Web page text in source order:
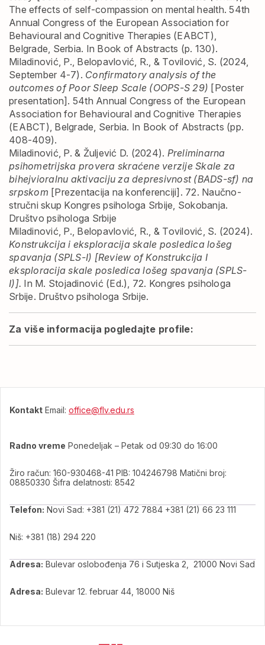
The effects of self-compassion on mental health. 54th
Annual Congress of the European Association for
Behavioural and Cognitive Therapies (EABCT),
Belgrade, Serbia. In Book of Abstracts (p. 130).
Miladinović, P., Belopavlović, R., & Tovilović, S. (2024,
September 4-7). Confirmatory analysis of the
outcomes of Poor Sleep Scale (OOPS-S 29) [Poster
presentation]. 54th Annual Congress of the European
Association for Behavioural and Cognitive Therapies
(EABCT), Belgrade, Serbia. In Book of Abstracts (pp.
408-409).
Miladinović, P. & Žuljević D. (2024). Preliminarna
psihometrijska provera skraćene verzije Skale za
bihejvioralnu aktivaciju za depresivnost (BADS-sf) na
srpskom [Prezentacija na konferenciji]. 72. Naučno-
stručni skup Kongres psihologa Srbije, Sokobanja.
Društvo psihologa Srbije
Miladinović, P., Belopavlović, R., & Tovilović, S. (2024).
Konstrukcija i eksploracija skale posledica lošeg
spavanja (SPLS-I) [Review of Konstrukcija I
eksploracija skale posledica lošeg spavanja (SPLS-
I)]. In M. Stojadinović (Ed.), 72. Kongres psihologa
Srbije. Društvo psihologa Srbije.
Za više informacija pogledajte profile:
Kontakt Email: office@flv.edu.rs
Radno vreme Ponedeljak – Petak od 09:30 do 16:00
Žiro račun: 160-930468-41 PIB: 104246798 Matični broj:
08850330 Šifra delatnosti: 8542
Telefon: Novi Sad: +381 (21) 472 7884 +381 (21) 66 23 111
Niš: +381 (18) 294 220
Adresa: Bulevar oslobođenja 76 i Sutjeska 2, 21000 Novi Sad
Adresa: Bulevar 12. februar 44, 18000 Niš